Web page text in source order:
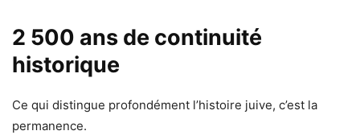
2 500 ans de continuité
historique
Ce qui distingue profondément l’histoire juive, c’est la
permanence.